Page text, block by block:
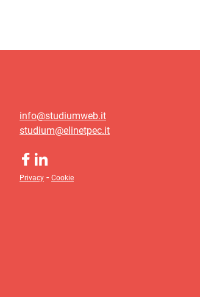
info@studiumweb.it
studium@elinetpec.it
Privacy - Cookie